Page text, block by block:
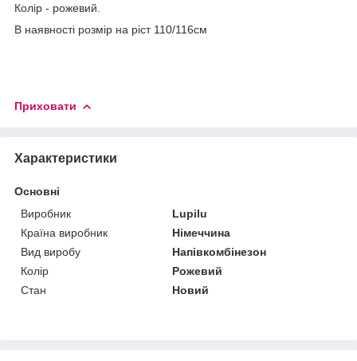
Колір - рожевий.
В наявності розмір на ріст 110/116см
Приховати
Характеристики
Основні
Виробник
Lupilu
Країна виробник
Німеччина
Вид виробу
Напівкомбінезон
Колір
Рожевий
Стан
Новий